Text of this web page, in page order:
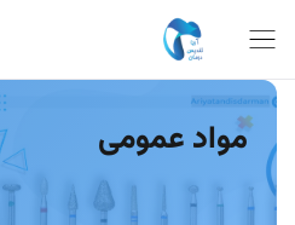
مواد عمومی